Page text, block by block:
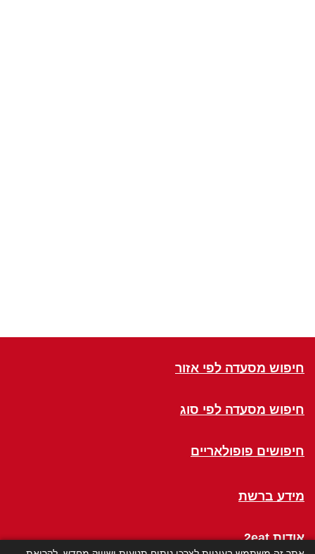
חיפוש מסעדה לפי אזור
חיפוש מסעדה לפי סוג
חיפושים פופולאריים
מידע ברשת
אודות 2eat